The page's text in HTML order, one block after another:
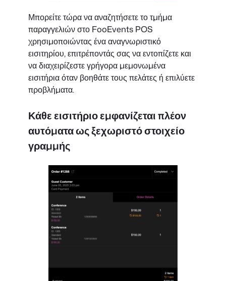
Μπορείτε τώρα να αναζητήσετε το τμήμα
παραγγελιών στο FooEvents POS
χρησιμοποιώντας ένα αναγνωριστικό
εισιτηρίου, επιτρέποντάς σας να εντοπίζετε και
να διαχειρίζεστε γρήγορα μεμονωμένα
εισιτήρια όταν βοηθάτε τους πελάτες ή επιλύετε
προβλήματα.
Κάθε εισιτήριο εμφανίζεται πλέον
αυτόματα ως ξεχωριστό στοιχείο
γραμμής